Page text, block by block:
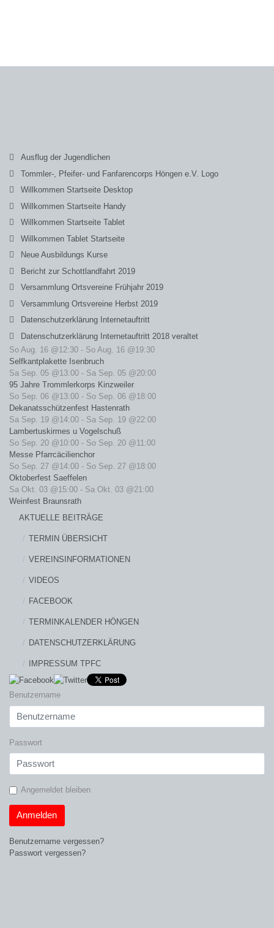
Ausflug der Jugendlichen
Tommler-, Pfeifer- und Fanfarencorps Höngen e.V. Logo
Willkommen Startseite Desktop
Willkommen Startseite Handy
Willkommen Startseite Tablet
Willkommen Tablet Startseite
Neue Ausbildungs Kurse
Bericht zur Schottlandfahrt 2019
Versammlung Ortsvereine Frühjahr 2019
Versammlung Ortsvereine Herbst 2019
Datenschutzerklärung Internetauftritt
Datenschutzerklärung Internetauftritt 2018 veraltet
So Aug. 16 @12:30 - So Aug. 16 @19:30
Selfkantplakette Isenbruch
Sa Sep. 05 @13:00 - Sa Sep. 05 @20:00
95 Jahre Trommlerkorps Kinzweiler
So Sep. 06 @13:00 - So Sep. 06 @18:00
Dekanatsschützenfest Hastenrath
Sa Sep. 19 @14:00 - Sa Sep. 19 @22:00
Lambertuskirmes u Vogelschuß
So Sep. 20 @10:00 - So Sep. 20 @11:00
Messe Pfarrcäcilienchor
So Sep. 27 @14:00 - So Sep. 27 @18:00
Oktoberfest Saeffelen
Sa Okt. 03 @15:00 - Sa Okt. 03 @21:00
Weinfest Braunsrath
AKTUELLE BEITRÄGE
TERMIN ÜBERSICHT
VEREINSINFORMATIONEN
VIDEOS
FACEBOOK
TERMINKALENDER HÖNGEN
DATENSCHUTZERKLÄRUNG
IMPRESSUM TPFC
Benutzername
Passwort
Angemeldet bleiben
Anmelden
Benutzername vergessen?
Passwort vergessen?